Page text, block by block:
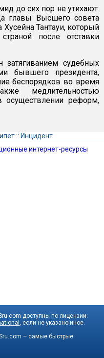
до сих пор не утихают.
главы Высшего совета
Тантауи, который
после отставки
затягиванием судебных
бывшего президента,
беспорядков во время
медлительностью
осуществлении реформ,
:: Инцидент
интернет-ресурсы
доступны по лицензии:
, если не указано иное.
– самые быстрые